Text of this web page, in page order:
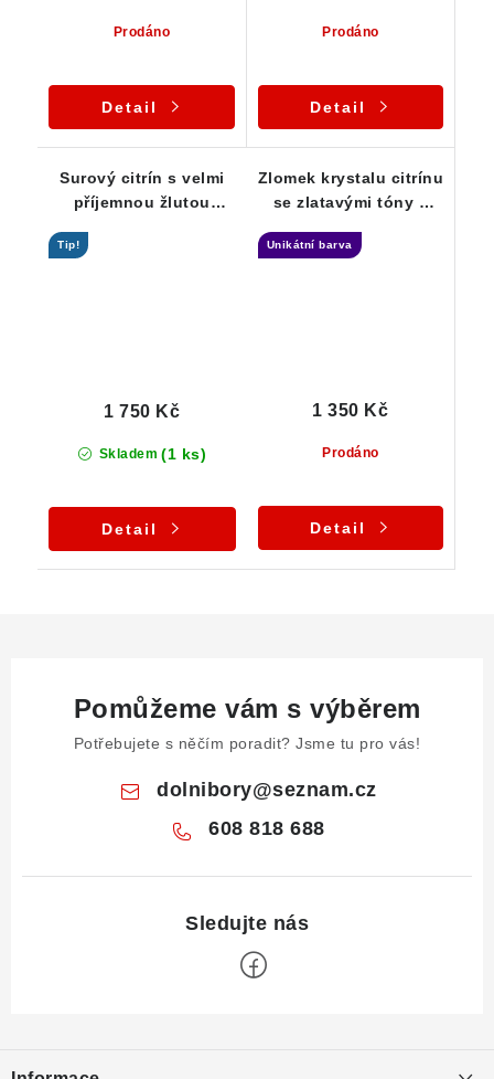
Prodáno
Detail
Prodáno
Detail
Surový citrín s velmi
příjemnou žlutou
Tip!
Skladem (1 ks)
1 750 Kč
Detail
Zlomek krystalu citrínu
se zlatavými tóny a
Unikátní barva
Prodáno
1 350 Kč
Detail
Pomůžeme vám s výběrem
Potřebujete s něčím poradit? Jsme tu pro vás!
dolnibory@seznam.cz
608 818 688